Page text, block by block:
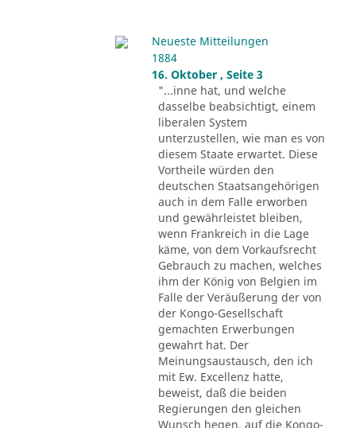
Neueste Mitteilungen
1884
16. Oktober , Seite 3
"...inne hat, und welche
dasselbe beabsichtigt, einem
liberalen System
unterzustellen, wie man es von
diesem Staate erwartet. Diese
Vortheile würden den
deutschen Staatsangehörigen
auch in dem Falle erworben
und gewährleistet bleiben,
wenn Frankreich in die Lage
käme, von dem Vorkaufsrecht
Gebrauch zu machen, welches
ihm der König von Belgien im
Falle der Veräußerung der von
der Kongo-Gesellschaft
gemachten Erwerbungen
gewahrt hat. Der
Meinungsaustausch, den ich
mit Ew. Excellenz hatte,
beweist, daß die beiden
Regierungen den gleichen
Wunsch hegen, auf die Kongo-